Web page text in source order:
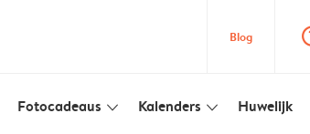
Blog
Fotocadeaus slim_arrow_down Kalenders slim_arrow_down Huwelijk